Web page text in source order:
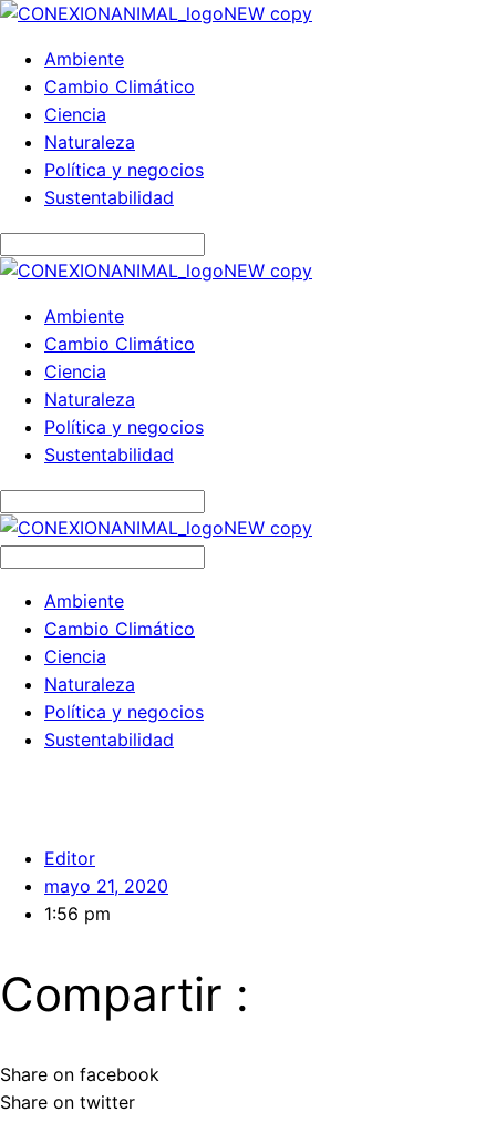
Ambiente
Cambio Climático
Ciencia
Naturaleza
Política y negocios
Sustentabilidad
Ambiente
Cambio Climático
Ciencia
Naturaleza
Política y negocios
Sustentabilidad
Ambiente
Cambio Climático
Ciencia
Naturaleza
Política y negocios
Sustentabilidad
Editor
mayo 21, 2020
1:56 pm
Compartir :
Share on facebook
Share on twitter